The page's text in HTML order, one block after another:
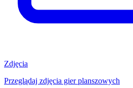
Zdjęcia
Przeglądaj zdjęcia gier planszowych